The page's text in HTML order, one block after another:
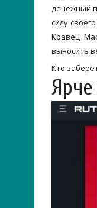
денежный
силу
Кравец
выносить
Кто
Ярче